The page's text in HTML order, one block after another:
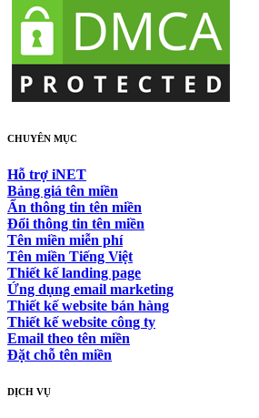
CHUYÊN MỤC
Hỗ trợ iNET
Bảng giá tên miền
Ẩn thông tin tên miền
Đổi thông tin tên miền
Tên miền miễn phí
Tên miền Tiếng Việt
Thiết kế landing page
Ứng dụng email marketing
Thiết kế website bán hàng
Thiết kế website công ty
Email theo tên miền
Đặt chỗ tên miền
DỊCH VỤ